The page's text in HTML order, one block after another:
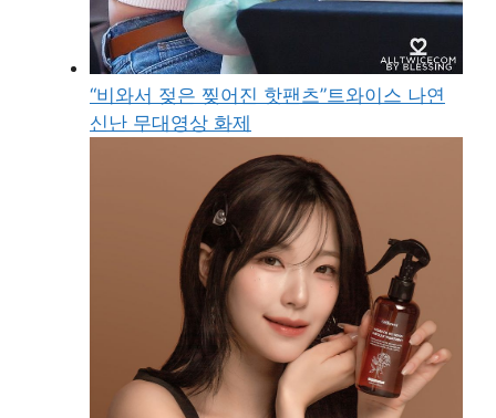
“비와서 젖은 찢어진 핫팬츠”트와이스 나연
신난 무대영상 화제